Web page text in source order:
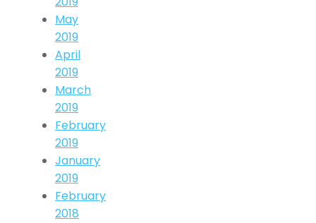
May
2019
April
2019
March
2019
February
2019
January
2019
February
2018